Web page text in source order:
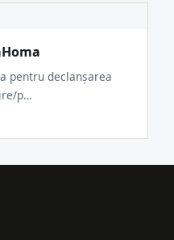
pentru declanșarea
p…